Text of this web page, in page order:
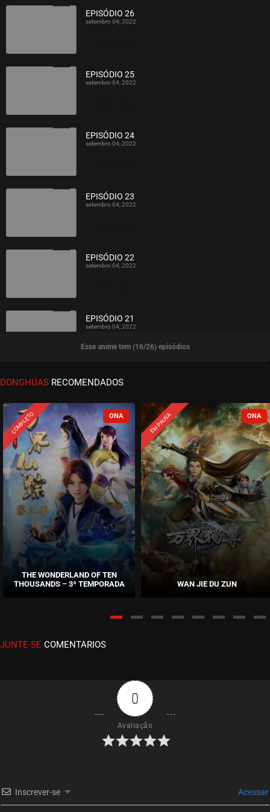
EPISÓDIO 26
setembro 04, 2022
EPISÓDIO 25
setembro 04, 2022
EPISÓDIO 24
setembro 04, 2022
EPISÓDIO 23
setembro 04, 2022
EPISÓDIO 22
setembro 04, 2022
ASSISTIDO
EPISÓDIO 21
setembro 04, 2022
ASSISTIDO
EPISÓDIO 20
ASSISTIDO
EPISÓDIO 19
setembro 04, 2022
ASSISTIDO
EPISÓDIO 18
setembro 04, 2022
EPISÓDIO 17
setembro 04, 2022
ASSISTIDO
EPISÓDIO 15
setembro 04, 2022
EPISÓDIO 14
EPISÓDIO 13
Esse anime tem (16/26) episódios
DONGHUAS RECOMENDADOS
COMPLETO
THE WONDERLAND OF TEN
THOUSANDS – 3ª TEMPORADA
EM PAUSA
WAN JIE DU ZUN
JUNTE-SE COMENTARIOS
0
Avaliação
Inscrever-se Acessar